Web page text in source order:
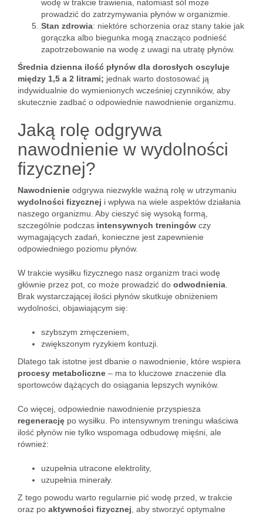
wodę w trakcie trawienia, natomiast sól może
prowadzić do zatrzymywania płynów w organizmie.
Stan zdrowia: niektóre schorzenia oraz stany takie jak
gorączka albo biegunka mogą znacząco podnieść
zapotrzebowanie na wodę z uwagi na utratę płynów.
Średnia dzienna ilość płynów dla dorosłych oscyluje
między 1,5 a 2 litrami; jednak warto dostosować ją
indywidualnie do wymienionych wcześniej czynników, aby
skutecznie zadbać o odpowiednie nawodnienie organizmu.
Jaką rolę odgrywa
nawodnienie w wydolności
fizycznej?
Nawodnienie odgrywa niezwykle ważną rolę w utrzymaniu
wydolności fizycznej i wpływa na wiele aspektów działania
naszego organizmu. Aby cieszyć się wysoką formą,
szczególnie podczas intensywnych treningów czy
wymagających zadań, konieczne jest zapewnienie
odpowiedniego poziomu płynów.
W trakcie wysiłku fizycznego nasz organizm traci wodę
głównie przez pot, co może prowadzić do odwodnienia
Brak wystarczającej ilości płynów skutkuje obniżeniem
wydolności, objawiającym się:
szybszym zmęczeniem,
zwiększonym ryzykiem kontuzji.
Dlatego tak istotne jest dbanie o nawodnienie, które wspiera
procesy metaboliczne – ma to kluczowe znaczenie dla
sportowców dążących do osiągania lepszych wyników.
Co więcej, odpowiednie nawodnienie przyspiesza
regenerację po wysiłku. Po intensywnym treningu właściwa
ilość płynów nie tylko wspomaga odbudowę mięśni, ale
również:
uzupełnia utracone elektrolity,
uzupełnia minerały.
Z tego powodu warto regularnie pić wodę przed, w trakcie
oraz po aktywności fizycznej , aby stworzyć optymalne